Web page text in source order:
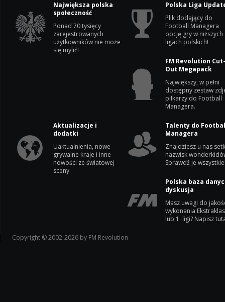
Największa polska
społeczność
Ponad 70 tysięcy
zarejestrowanych
użytkowników nie może
się mylić!
Polska Liga
Plik dodający do
Football Managera
opcję gry w niższych
ligach polskich!
FM Revolution
Out Megapack
Największy, w pełni
dostępny zestaw
piłkarzy do Football
Managera.
Aktualizacje i
dodatki
Uaktualnienia, nowe
grywalne kraje i inne
nowości ze światowej
sceny.
Talenty do
Managera
Znajdziesz u nas
nazwisk
Sprawdź je
Polska baza
dyskusja
Masz uwagi do
wykonania
lub 1. ligi? Napisz
Copyright © 2002-2026 by FM Revolution